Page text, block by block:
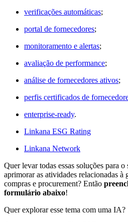
verificações automáticas;
portal de fornecedores;
monitoramento e alertas;
avaliação de performance;
análise de fornecedores ativos;
perfis certificados de
enterprise-ready.
Linkana ESG Rating
Linkana Network
Quer levar todas essas soluções para
aprimorar as atividades relacionadas à
compras e procurement? Então
formulário abaixo!
Quer explorar esse tema com uma IA?